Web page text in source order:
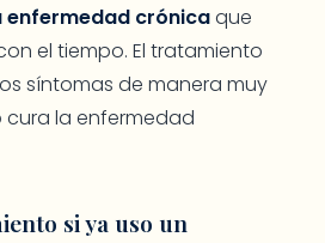
enfermedad crónicaque
el tiempo. El tratamiento
síntomas de manera muy
la enfermedad
si ya uso un